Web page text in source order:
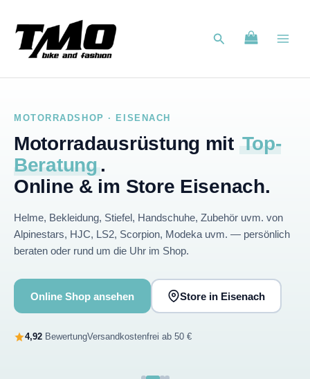
springen
Suchen
MOTORRADSHOP · EISENACH
Motorradausrüstung mit Top-
Beratung.
Online & im Store Eisenach.
Helme, Bekleidung, Stiefel, Handschuhe, Zubehör uvm. von
Alpinestars, HJC, LS2, Scorpion, Modeka uvm. — persönlich
beraten oder rund um die Uhr im Shop.
Online Shop ansehen Store in Eisenach
4,92 BewertungVersandkostenfrei ab 50 €